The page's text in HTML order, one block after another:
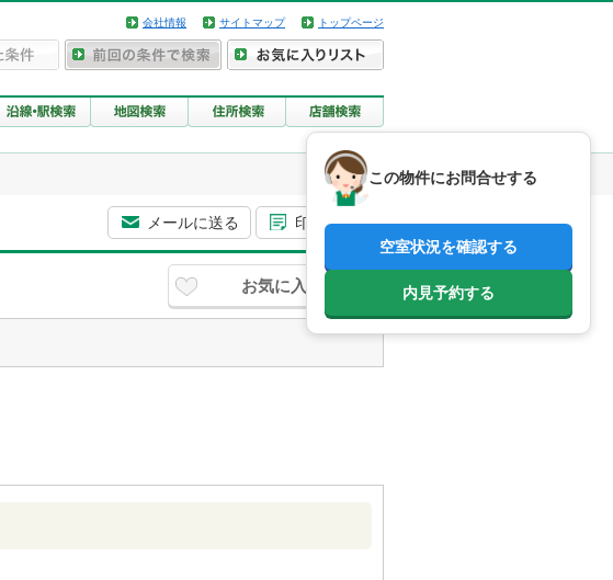
会社情報 サイトマップ トップページ
メールに送る 印刷用画面
お気に入り
この物件にお問合せする
空室状況を確認する
内見予約する